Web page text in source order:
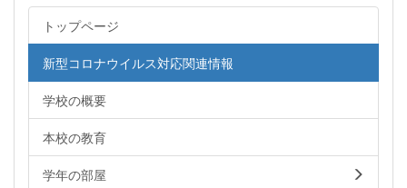
トップページ
新型コロナウイルス対応関連情報
学校の概要
本校の教育
学年の部屋